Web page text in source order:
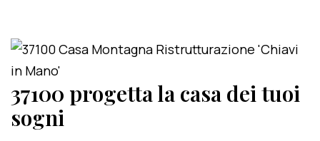
37100 progetta la casa dei tuoi
sogni